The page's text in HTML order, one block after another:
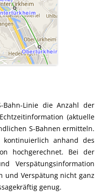
Linie die Anzahl der
(aktuelle
S-Bahnen ermitteln.
anhand des
hochgerechnet. Bei der
Verspätungsinformation
und Verspätung nicht ganz
genug.